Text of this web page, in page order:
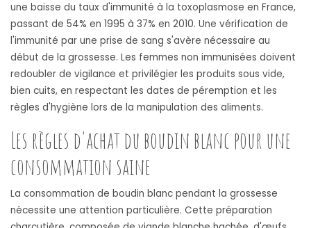
une baisse du taux d'immunité à la toxoplasmose en France,
passant de 54% en 1995 à 37% en 2010. Une vérification de
l'immunité par une prise de sang s'avère nécessaire au
début de la grossesse. Les femmes non immunisées doivent
redoubler de vigilance et privilégier les produits sous vide,
bien cuits, en respectant les dates de péremption et les
règles d'hygiène lors de la manipulation des aliments.
Les règles d'achat du boudin blanc pour une
consommation saine
La consommation de boudin blanc pendant la grossesse
nécessite une attention particulière. Cette préparation